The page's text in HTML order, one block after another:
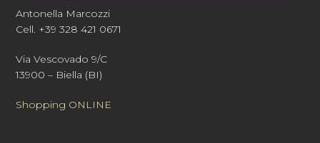
Antonella Marcozzi
Cell. +39 328 421 0671
Via Vescovado 9/C
13900 – Biella (BI)
Shopping ONLINE